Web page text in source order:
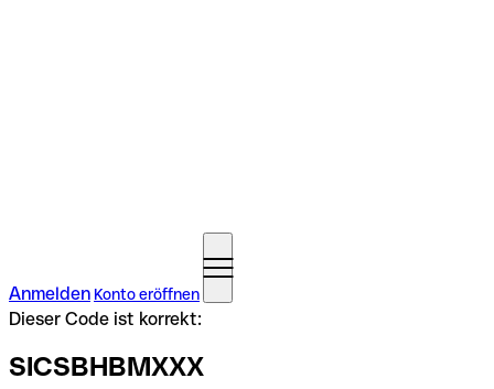
Anmelden Konto eröffnen
Dieser Code ist korrekt:
SICSBHBMXXX